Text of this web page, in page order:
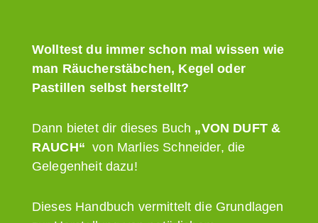
Wolltest du immer schon mal wissen wie
man Räucherstäbchen, Kegel oder
Pastillen selbst herstellt?
Dann bietet dir dieses Buch „VON DUFT &
RAUCH“von Marlies Schneider, die
Gelegenheit dazu!
Dieses Handbuch vermittelt die Grundlagen